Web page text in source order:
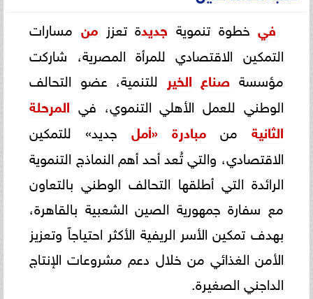
فيخطوة تنموية جديدة تعزز منمسارات
التمكين الاقتصادي للمرأة المصرية، شاركت
مؤسسة صناع الخير للتنمية، عضو التحالف
الوطني للعمل الأهلي التنموي، في المرحلة
الثانية منمبادرة «أملجديد» للتمكين
الاقتصادي، والتي تُعد أحد أهم النماذج التنموية
الرائدة التي أطلقها التحالف الوطني بالتعاون
مع سفارة جمهورية الصين الشعبية بالقاهرة،
بهدف تمكين الأسر الريفية الأكثر احتياجاً وتعزيز
الأمن الغذائي من خلال دعم مشروعات الإنتاج
الداجني الصغيرة.